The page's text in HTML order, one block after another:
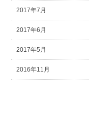
2017年7月
2017年6月
2017年5月
2016年11月